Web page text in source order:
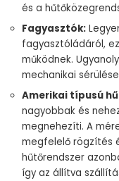
és a
Fagyasztók:
fagyasztóládáról,
működnek.
mechanikai
Amerikai típusú
nagyobbak és
megnehezíti. A
megfelelő rögzítés
hűtőrendszer
így az állítva